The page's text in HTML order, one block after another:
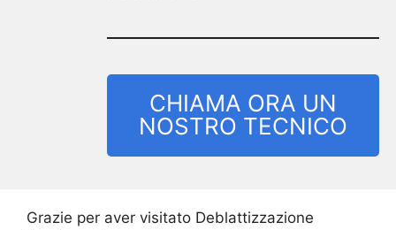
CHIAMA ORA UN
NOSTRO TECNICO
Grazie per aver visitato Deblattizzazione